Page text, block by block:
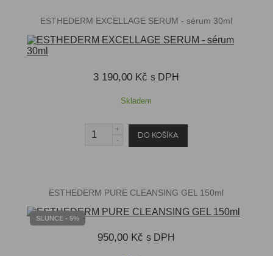
ESTHEDERM EXCELLAGE SERUM - sérum 30ml
3 190,00 Kč s DPH
Skladem
ESTHEDERM PURE CLEANSING GEL 150ml
SLUNCE - 5%
950,00 Kč s DPH